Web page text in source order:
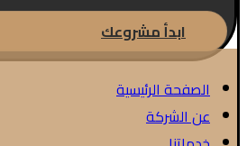
ابدأ مشروعك
الصفحة الرئيسية
عن الشركة